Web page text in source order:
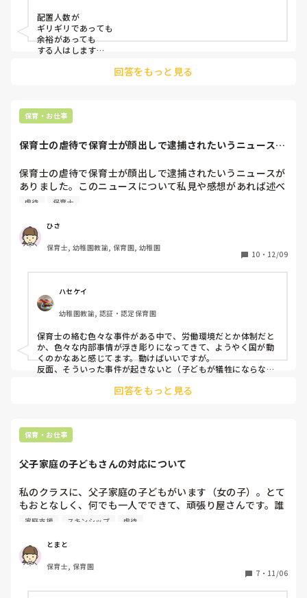
配置人数が
ギリギリであっても
余裕があっても
する人はします
その人の人間性が1番関係あると思いますよ
回答をもっと見る
保育・お仕事
保育士の虐待で保育士が顔出しで逮捕されたいうニュースが
保育士の虐待で保育士が顔出しで逮捕されたいうニュースが
ありました。このニュースについて私見や感想があれば述べ
ていただきたいです。私の感想は、もちろん虐待した保育士
人間関係や労働環境が背景にあってのでは？と感じました。
些細な事でも良いのでよろしくお願いします。
虐待 保育士
ひさ
保育士, 幼稚園教諭, 保育園, 幼稚園
10 ・ 12/09
ハセケイ
幼稚園教諭, 認証・認定保育園
保育士の絡む色々な事件がある中で、労働環境だとか体制だと
か、色々な内部事情が浮き彫りになってきて、ようやく国が動
くのかなあと感じてます。動けばいいですが。
反面、そういった事件が起きないと（子どもが犠牲にならない
発言を晒し上げるのはやめてあげて！加害者家族のためにも！
とは思います。
回答をもっと見る
保育・お仕事
父子家庭の子どもさんの対応について
私のクラスに、父子家庭の子どもがいます（女の子）。とて
もおとなしく、何でも一人でできて、頑張り屋さんです。誰
よりも先生の指示をよく聞き、その通りに動ける子なのです
者（私）にくっついて、離れようとしないのです。給食な
ど、机に座っているときは、シクシク涙を流したりします。
理由をこそっと聞いてみても、答えてはくれません。私は短
時間職員で出勤しない日もあり、その日は普通に生活してい
家庭支援 スキンシップ 虐待
とまと
保育士, 保育園
7 ・ 11/06